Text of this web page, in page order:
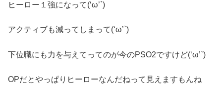
ヒーロー１強になって(‘ω’`)
アクティブも減ってしまって(‘ω’`)
下位職にも力を与えてってのが今のPSO2ですけど(‘ω’`)
OPだとやっぱりヒーローなんだねって見えますもんね